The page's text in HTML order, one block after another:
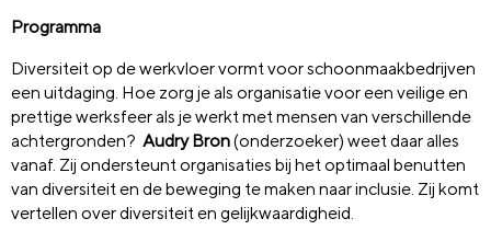
Programma
Diversiteit op de werkvloer vormt voor schoonmaakbedrijven
een uitdaging. Hoe zorg je als organisatie voor een veilige en
prettige werksfeer als je werkt met mensen van verschillende
achtergronden? Audry Bron(onderzoeker) weet daar alles
vanaf. Zij ondersteunt organisaties bij het optimaal benutten
van diversiteit en de beweging te maken naar inclusie. Zij komt
vertellen over diversiteit en gelijkwaardigheid.